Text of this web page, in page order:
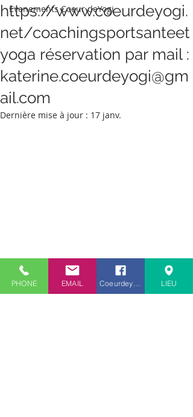
Evenements Coeur deYogi
https://www.coeurdeyogi.
net/coachingsportsanteet
yoga réservation par mail :
katerine.coeurdeyogi@gm
ail.com
Dernière mise à jour : 17 janv.
PHONE EMAIL LIEU